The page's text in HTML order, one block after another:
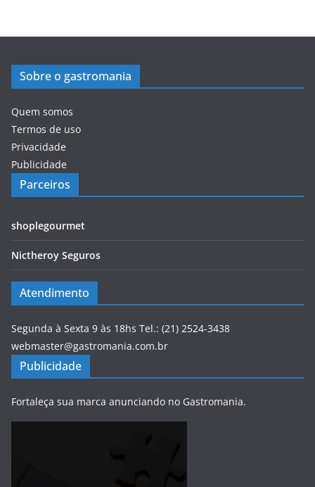
Sobre o gastromania
Quem somos
Termos de uso
Privacidade
Publicidade
Parceiros
shoplegourmet
Nictheroy Seguros
Atendimento
Segunda à Sexta 9 às 18hs Tel.: (21) 2524-3438
webmaster@gastromania.com.br
Publicidade
Fortaleça sua marca anunciando no Gastromania.